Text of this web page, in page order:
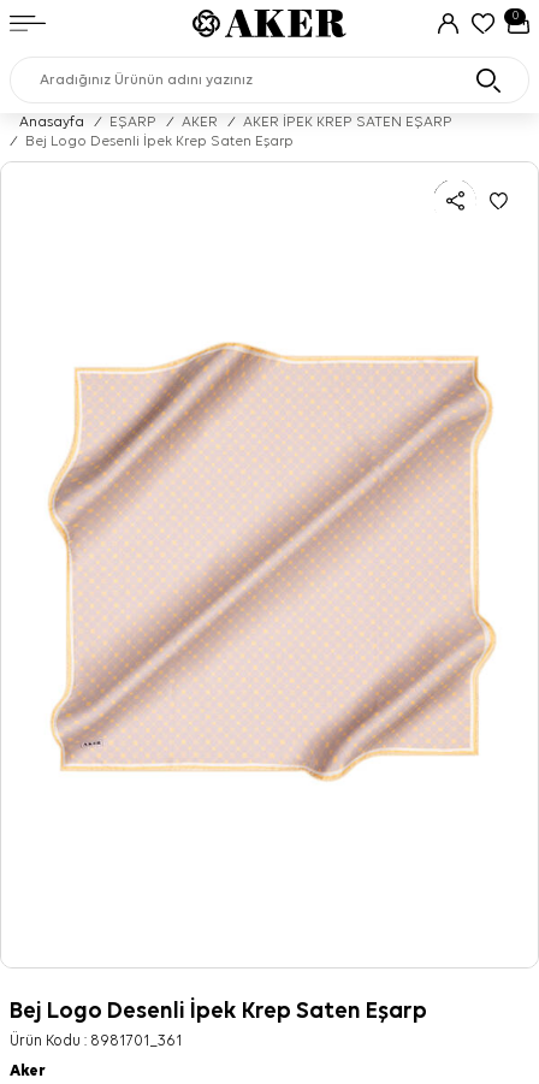
0
Anasayfa / EŞARP / AKER /
AKER İPEK KREP SATEN EŞARP
/
Bej Logo Desenli İpek Krep Saten Eşarp
Bej Logo Desenli İpek Krep Saten Eşarp
Ürün Kodu : 8981701_361
Aker